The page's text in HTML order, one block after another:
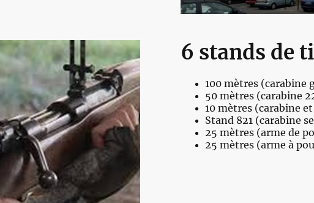
6 stands de
100 mètres (carabine
50 mètres (carabine
10 mètres (carabine
Stand 821 (carabine
25 mètres (arme de
25 mètres (arme à